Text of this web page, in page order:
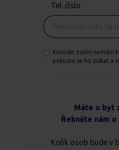
Tel. číslo
Kontakt zatím nemám
pokusím se ho získat a
Máte o byt
Řekněte nám o
Kolik osob bude v